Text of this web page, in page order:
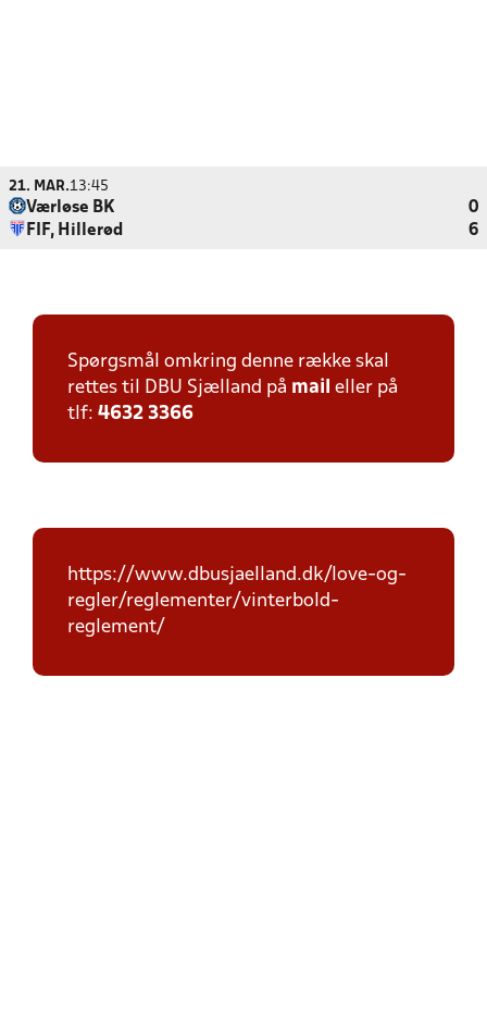
21. MAR.13:45
Værløse BK
0
FIF, Hillerød
6
Spørgsmål omkring denne række skal
rettes til DBU Sjælland på mail eller på
tlf: 4632 3366
https://www.dbusjaelland.dk/love-og-
regler/reglementer/vinterbold-
reglement/